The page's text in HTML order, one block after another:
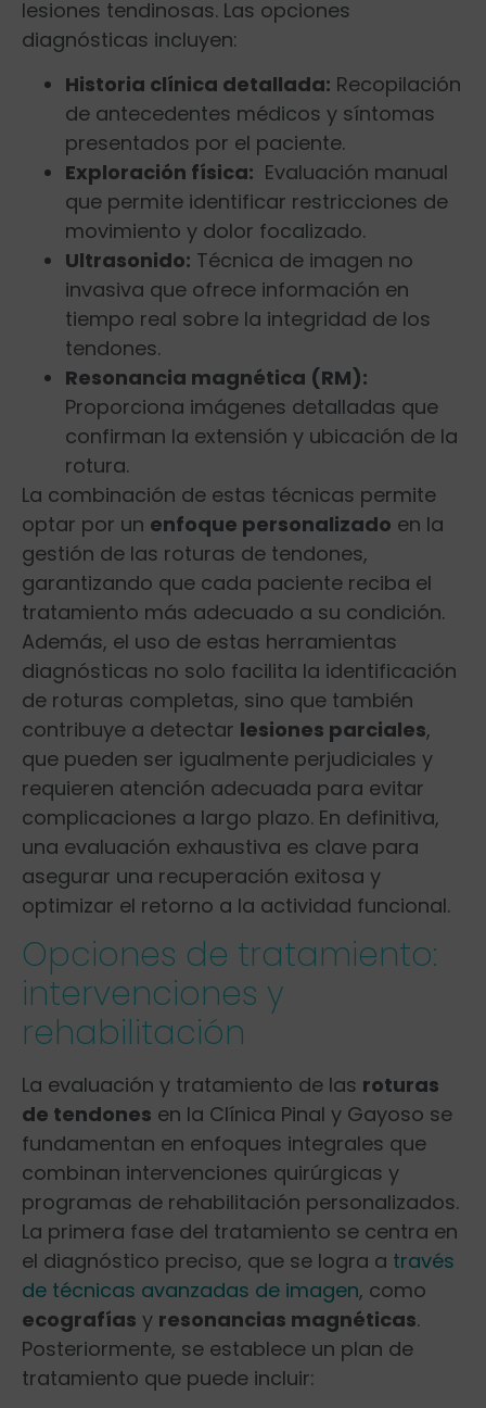
lesiones ⁣tendinosas. Las opciones
⁤diagnósticas incluyen:
Historia clínica detallada: Recopilación
de antecedentes médicos y síntomas
presentados por el ⁣paciente.
Exploración física: ⁣ Evaluación manual
que permite identificar restricciones de
movimiento‌ y dolor focalizado.
Ultrasonido: Técnica de imagen no
invasiva que ofrece información en
tiempo real sobre la integridad de los
tendones.
Resonancia magnética​ (RM):
Proporciona ⁣imágenes detalladas que
confirman ​la extensión y ubicación de la
rotura.
La combinación‍ de estas técnicas⁤ permite
optar por un enfoque personalizado en la
gestión de las roturas de tendones,
garantizando que cada paciente reciba el
tratamiento más adecuado a su ​condición.
Además, el uso de estas herramientas
diagnósticas no solo⁢ facilita la identificación
de roturas completas, sino que también
contribuye a detectar lesiones parciales,
que pueden ser igualmente perjudiciales y
requieren atención adecuada para evitar
complicaciones ⁤a largo ⁤plazo. En definitiva,
una evaluación ‍exhaustiva‍ es clave para
asegurar⁤ una recuperación exitosa y
optimizar el retorno a la actividad funcional.
Opciones de tratamiento:
intervenciones y
rehabilitación
La evaluación ⁤y tratamiento de las roturas
de tendones en la Clínica Pinal y Gayoso se
fundamentan en enfoques integrales ⁣que
combinan intervenciones quirúrgicas y
programas de rehabilitación personalizados.
La‌ primera fase del tratamiento se centra en
el diagnóstico preciso, que se logra a través
de técnicas avanzadas de imagen, como
ecografías y resonancias magnéticas.
Posteriormente, se establece ​un plan de
⁢tratamiento que puede incluir: